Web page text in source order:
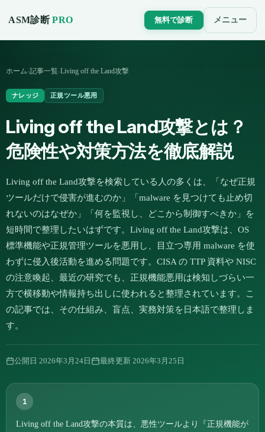
ASM診断PRO 無料で診断 メニュー
ホーム›記事一覧›Living off the Land攻撃
ナレッジ 正規ツール悪用
Living off the Land攻撃とは？
危険性や対策方法を徹底解説
Living off the Land攻撃を検索している人の多くは、「なぜ正規
ツールだけで侵害が進むのか」「malware を見つけても止め切
れないのはなぜか」「何を監視し、どこから制御すべきか」を
短時間で整理したいはずです。Living off the Land攻撃は、OS
標準機能や正規管理ツールを悪用し、目立つ専用 malware を使
わずに侵入後活動を進める問題です。CISA の TTP 資料や NISC
の注意喚起、最近の研究でも、正規機能悪用は検知しづらい一
方で横移動や情報持ち出しに使われると整理されています。こ
の記事では、その仕組み、盲点、実務対策を日本語で整理しま
す。
公開日 2026年3月24日 最終更新 2026年3月25日
1
Living off the Land攻撃の本質は、悪性ツールより『正規機能が